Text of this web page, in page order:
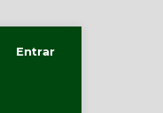
Entrar